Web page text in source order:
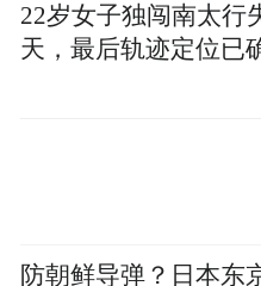
22岁女子独闯南太行
天，最后轨迹定位已
防朝鲜导弹？日本东